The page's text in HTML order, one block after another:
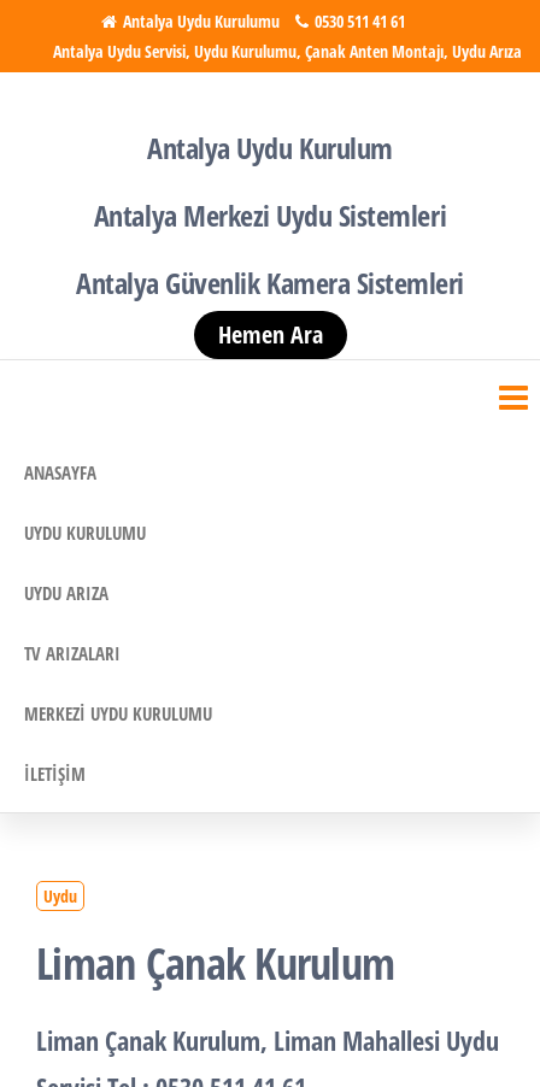
atla
Antalya Uydu Kurulumu
0530 511 41 61
Antalya Uydu Servisi, Uydu Kurulumu, Çanak Anten Montajı, Uydu Arıza
Antalya Uydu Kurulum
Antalya Merkezi Uydu Sistemleri
Antalya Güvenlik Kamera Sistemleri
Hemen Ara
ANASAYFA
UYDU KURULUMU
UYDU ARIZA
TV ARIZALARI
MERKEZI UYDU KURULUMU
İLETIŞIM
Uydu
Liman Çanak Kurulum
Liman Çanak Kurulum, Liman Mahallesi Uydu